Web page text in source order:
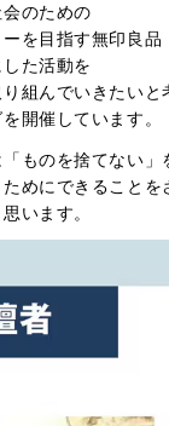
のための
を目指す無印良品
た活動を
組んでいきたいと
開催しています。
ものを捨てない」
ためにできること
います。